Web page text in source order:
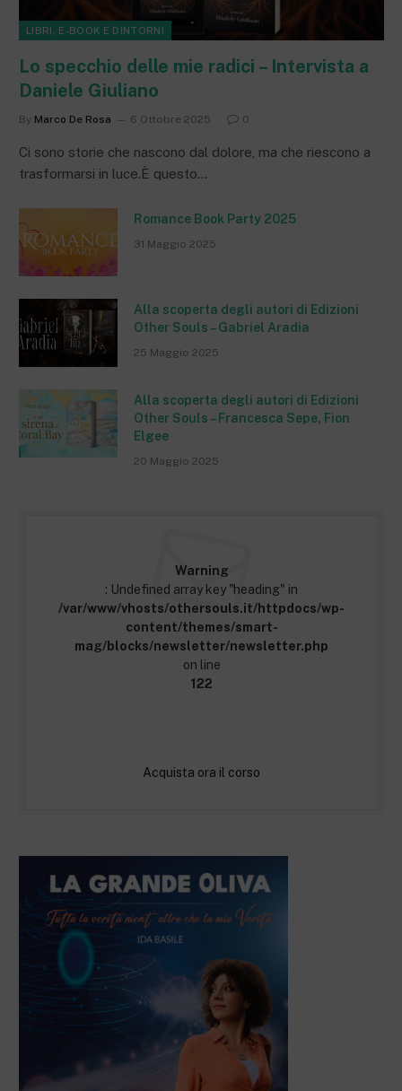
LIBRI, E-BOOK E DINTORNI
Lo specchio delle mie radici – Intervista a
Daniele Giuliano
By Marco De Rosa 6 Ottobre 2025 0
Ci sono storie che nascono dal dolore, ma che riescono a
trasformarsi in luce.È questo…
Romance Book Party 2025
31 Maggio 2025
Alla scoperta degli autori di Edizioni
Other Souls – Gabriel Aradia
25 Maggio 2025
Alla scoperta degli autori di Edizioni
Other Souls – Francesca Sepe, Fion
Elgee
20 Maggio 2025
Warning
: Undefined array key "heading" in
/var/www/vhosts/othersouls.it/httpdocs/wp-
content/themes/smart-
mag/blocks/newsletter/newsletter.php
on line
122
Acquista ora il corso